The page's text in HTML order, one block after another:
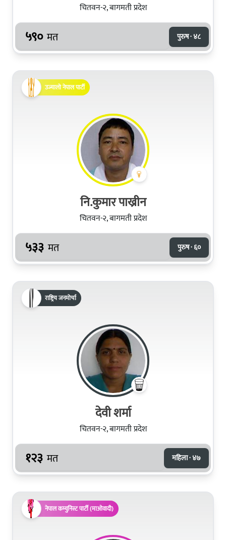
चितवन-२, बागमती प्रदेश
५९० मत पुरुष · ४८
उज्यालो नेपाल पार्टी
नि.कुमार पाख्रीन
चितवन-२, बागमती प्रदेश
५३३ मत पुरुष · ६०
राष्ट्रिय जनमोर्चा
देवी शर्मा
चितवन-२, बागमती प्रदेश
१२३ मत महिला · ४७
नेपाल कम्युनिस्ट पार्टी (माओवादी)